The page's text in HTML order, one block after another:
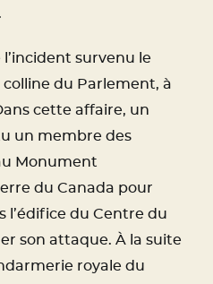
survenu le
colline du Parlement, à
cette affaire, un
un membre des
Monument
du Canada pour
l’édifice du Centre du
son attaque. À la suite
royale du